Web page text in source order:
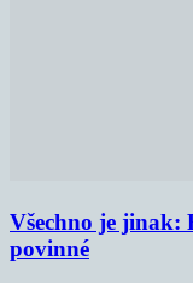
Všechno je jinak:
povinné